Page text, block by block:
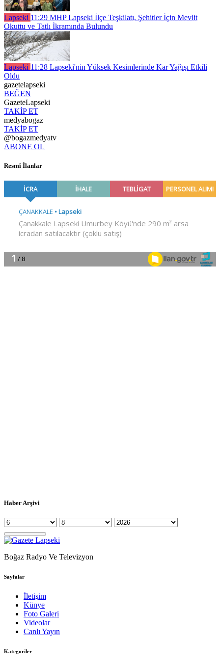
Lapseki 11:29 MHP Lapseki İlçe Teşkilatı, Şehitler İçin Mevlit
Okuttu ve Tatlı İkramında Bulundu
Lapseki 11:28 Lapseki'nin Yüksek Kesimlerinde Kar Yağışı Etkili
Oldu
gazetelapseki
BEĞEN
GazeteLapseki
TAKİP ET
medyabogaz
TAKİP ET
@bogazmedyatv
ABONE OL
Resmî İlanlar
Haber Arşivi
Boğaz Radyo Ve Televizyon
Sayfalar
İletişim
Künye
Foto Galeri
Videolar
Canlı Yayın
Kategoriler